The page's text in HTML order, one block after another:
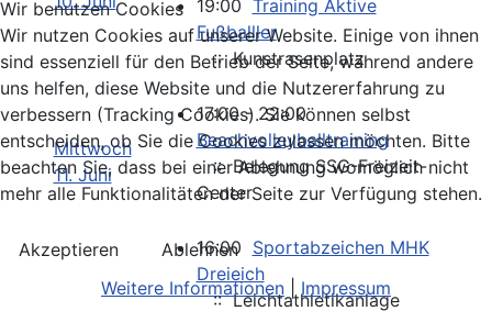
19:00 Training Aktive
Fußballler
:: Kunstrasenplatz
Mittwoch
11. Juni
17:00 - 22:00
Beachvolleyballtraining
:: Belegung SSG-Freizeit-
Center
16:00 Sportabzeichen MHK
Dreieich
:: Leichtathletikanlage
Wir benutzen Cookies
Wir nutzen Cookies auf unserer Website. Einige von ihnen
sind essenziell für den Betrieb der Seite, während andere
uns helfen, diese Website und die Nutzererfahrung zu
verbessern (Tracking Cookies). Sie können selbst
entscheiden, ob Sie die Cookies zulassen möchten. Bitte
beachten Sie, dass bei einer Ablehnung womöglich nicht
mehr alle Funktionalitäten der Seite zur Verfügung stehen.
Akzeptieren
Ablehnen
Weitere Informationen
Impressum